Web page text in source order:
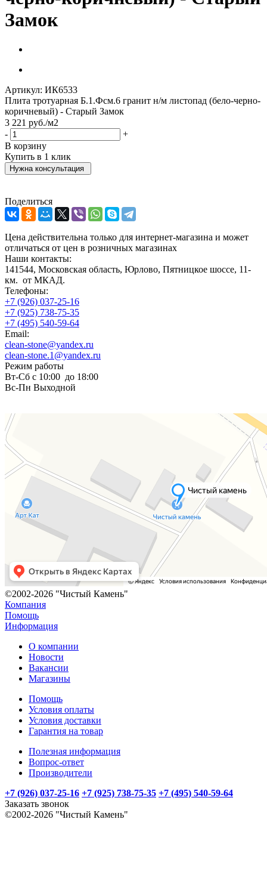
Замок
Артикул: ИК6533
Плита тротуарная Б.1.Фсм.6 гранит н/м листопад (бело-черно-
коричневый) - Старый Замок
3 221 руб./м2
-
+
В корзину
Купить в 1 клик
Нужна консультация
Поделиться
Цена действительна только для интернет-магазина и может
отличаться от цен в розничных магазинах
Наши контакты:
141544, Московская область, Юрлово, Пятницкое шоссе, 11-
км. от МКАД.
Телефоны:
+7 (926) 037-25-16
+7 (925) 738-75-35
+7 (495) 540-59-64
Email:
clean-stone@yandex.ru
clean-stone.1@yandex.ru
Режим работы
Вт-Сб с 10:00 до 18:00
Вс-Пн Выходной
©2002-2026 "Чистый Камень"
Компания
Помощь
Информация
О компании
Новости
Вакансии
Магазины
Помощь
Условия оплаты
Условия доставки
Гарантия на товар
Полезная информация
Вопрос-ответ
Производители
+7 (926) 037-25-16 +7 (925) 738-75-35 +7 (495) 540-59-64
Заказать звонок
©2002-2026 "Чистый Камень"